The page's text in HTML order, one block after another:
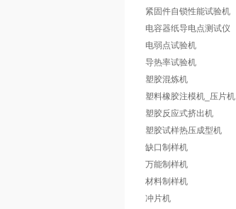
紧固件自锁性能试验机
电容器纸导电点测试仪
电弱点试验机
导热率试验机
塑胶混炼机
塑料橡胶注模机_压片机
塑胶反应式挤出机
塑胶试样热压成型机
缺口制样机
万能制样机
材料制样机
冲片机